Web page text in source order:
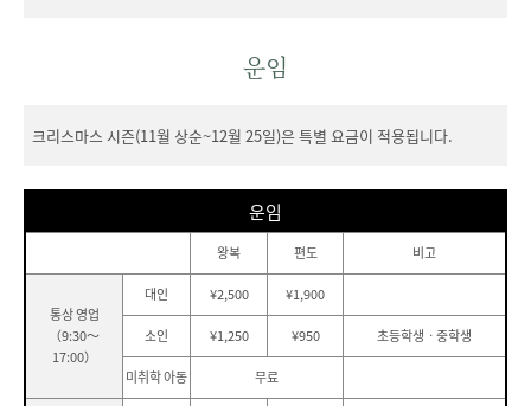
운임
크리스마스 시즌(11월 상순~12월 25일)은 특별 요금이 적용됩니다.
운임
왕복 편도 비고
통상 영업
（9:30～
17:00）
대인 ¥2,500 ¥1,900
소인 ¥1,250 ¥950 초등학생ㆍ중학생
미취학 아동 무료